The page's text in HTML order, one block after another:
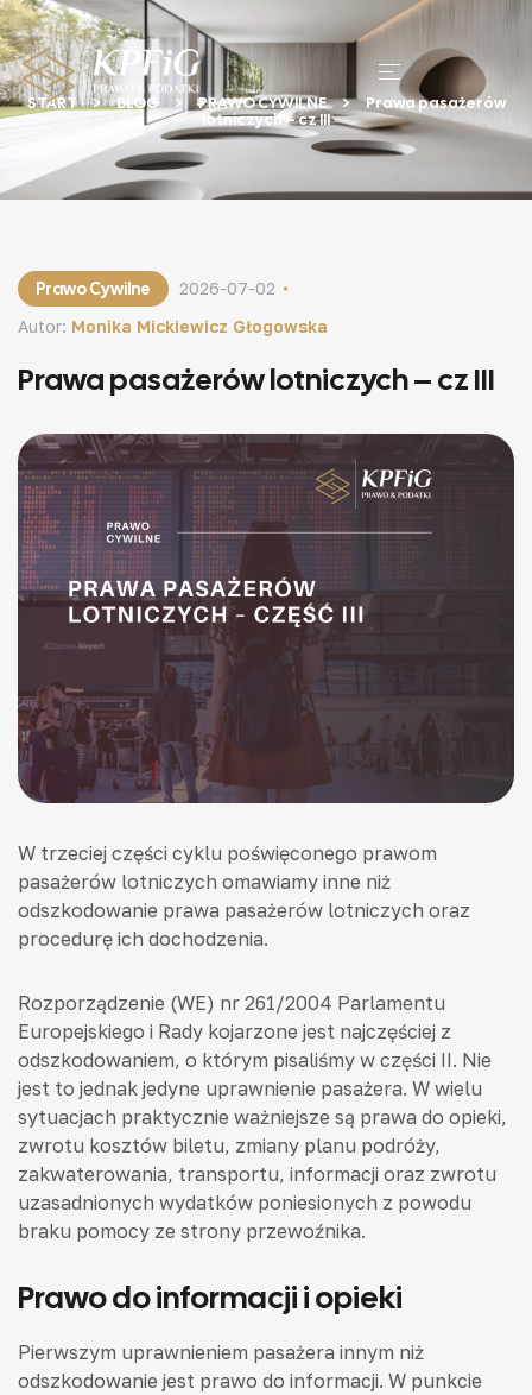
START BLOG PRAWO CYWILNE
Prawa pasażerów
lotniczych – cz III
Prawo Cywilne
Autor: Monika Mickiewicz Głogowska
2026-07-02
Prawa pasażerów lotniczych – cz III
W trzeciej części cyklu poświęconego prawom
pasażerów lotniczych omawiamy inne niż
odszkodowanie prawa pasażerów lotniczych oraz
procedurę ich dochodzenia.
Rozporządzenie (WE) nr 261/2004 Parlamentu
Europejskiego i Rady kojarzone jest najczęściej z
odszkodowaniem, o którym pisaliśmy w części II. Nie
jest to jednak jedyne uprawnienie pasażera. W wielu
sytuacjach praktycznie ważniejsze są prawa do opieki,
zwrotu kosztów biletu, zmiany planu podróży,
zakwaterowania, transportu, informacji oraz zwrotu
uzasadnionych wydatków poniesionych z powodu
braku pomocy ze strony przewoźnika.
Prawo do informacji i opieki
Pierwszym uprawnieniem pasażera innym niż
odszkodowanie jest prawo do informacji. W punkcie